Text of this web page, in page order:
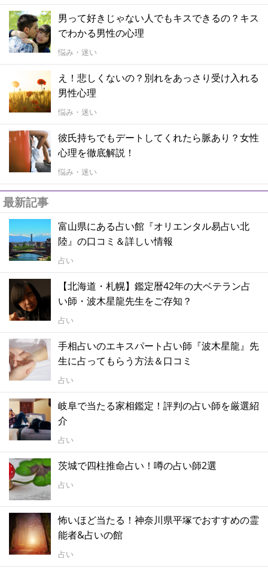
男って好きじゃない人でもキスできるの？キス
でわかる男性の心理
悩み・迷い
え！悲しくないの？別れをあっさり受け入れる
男性心理
悩み・迷い
彼氏持ちでもデートしてくれたら脈あり？女性
心理を徹底解説！
悩み・迷い
最新記事
富山県にある占い館『オリエンタル易占い北
陸』の口コミ＆詳しい情報
占い
【北海道・札幌】鑑定暦42年の大ベテラン占
い師・波木星龍先生をご存知？
占い
手相占いのエキスパート占い師『波木星龍』先
生に占ってもらう方法＆口コミ
占い
岐阜で当たる家相鑑定！評判の占い師を厳選紹
介
占い
茨城で四柱推命占い！噂の占い師2選
占い
怖いほど当たる！神奈川県平塚でおすすめの霊
能者&占いの館
占い